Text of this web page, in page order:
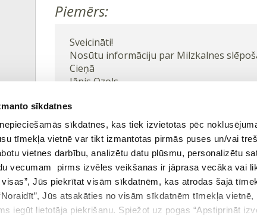
sīkdatnes
sīkdatnes, kas tiek izvietotas pēc
tīmekļa vietnē var tikt izmantotas pirmās puses un/vai
vietnes darbību, analizētu datu plūsmu, personalizētu
vecumam pirms izvēles veikšanas ir jāprasa vecāka vai
visas”, Jūs piekrītat visām sīkdatnēm, kas atrodas šajā
Jūs atsakāties no visām sīkdatnēm tīmekļa
iegūt lietotāja piekrišanu. Spiežot uz pogas “Apstiprināt
Piemērs:
Sveicināti!
Nosūtu informāciju par Milzkalnes
Cieņā
Jānis Ozols
www.startit.lv
Iepriekšējā teorija